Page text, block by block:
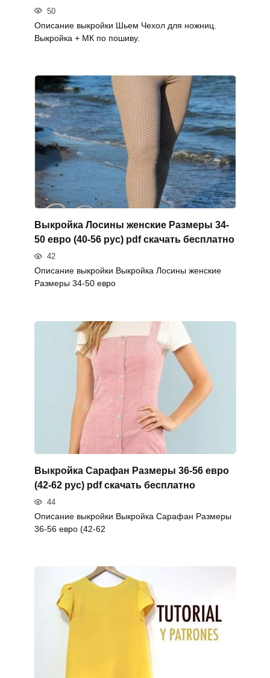
50
Описание выкройки Шьем Чехол для ножниц.
Выкройка + МК по пошиву.
Выкройка Лосины женские Размеры 34-
50 евро (40-56 рус) pdf скачать бесплатно
42
Описание выкройки Выкройка Лосины женские
Размеры 34-50 евро
Выкройка Сарафан Размеры 36-56 евро
(42-62 рус) pdf скачать бесплатно
44
Описание выкройки Выкройка Сарафан Размеры
36-56 евро (42-62